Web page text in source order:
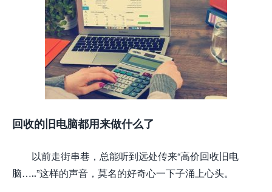
回收的旧电脑都用来做什么了
以前走街串巷，总能听到远处传来“高价回收旧电
脑…..”这样的声音，莫名的好奇心一下子涌上心头。